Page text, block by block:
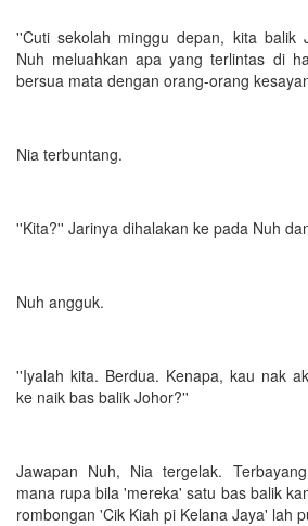
''Cuti sekolah minggu depan, kita balik
Nuh meluahkan apa yang terlintas di
bersua mata dengan orang-orang
Nia terbuntang.
''Kita?'' Jarinya dihalakan ke pada Nuh
Nuh angguk.
''Iyalah kita. Berdua. Kenapa, kau nak
ke naik bas balik Johor?''
Jawapan Nuh, Nia tergelak.
mana rupa bila 'mereka' satu bas balik
rombongan 'Cik Kiah pi Kelana Jaya' lah